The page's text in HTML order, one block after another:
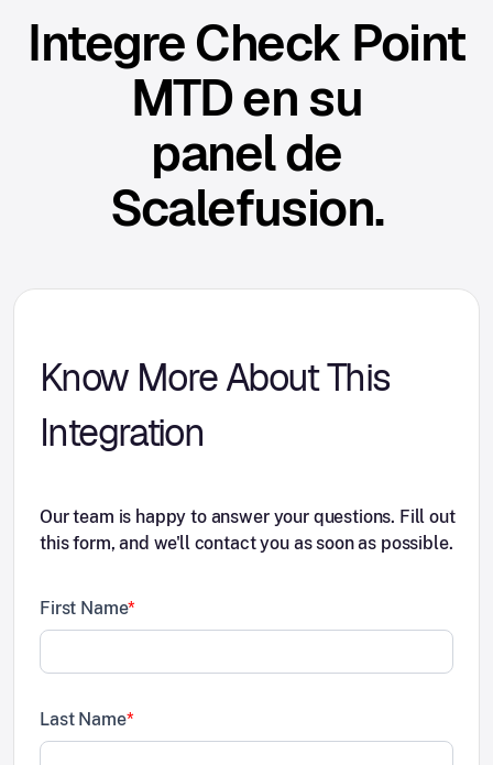
Integre Check Point
MTD en su
panel de
Scalefusion.
Know More About This
Integration
Our team is happy to answer your questions. Fill out
this form, and we'll contact you as soon as possible.
First Name*
Last Name*